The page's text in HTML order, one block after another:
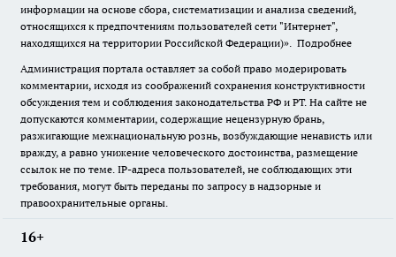
информации на основе сбора, систематизации и анализа сведений,
относящихся к предпочтениям пользователей сети "Интернет",
находящихся на территории Российской Федерации)». Подробнее
Администрация портала оставляет за собой право модерировать
комментарии, исходя из соображений сохранения конструктивности
обсуждения тем и соблюдения законодательства РФ и РТ. На сайте не
допускаются комментарии, содержащие нецензурную брань,
разжигающие межнациональную рознь, возбуждающие ненависть или
вражду, а равно унижение человеческого достоинства, размещение
ссылок не по теме. IP-адреса пользователей, не соблюдающих эти
требования, могут быть переданы по запросу в надзорные и
правоохранительные органы.
16+